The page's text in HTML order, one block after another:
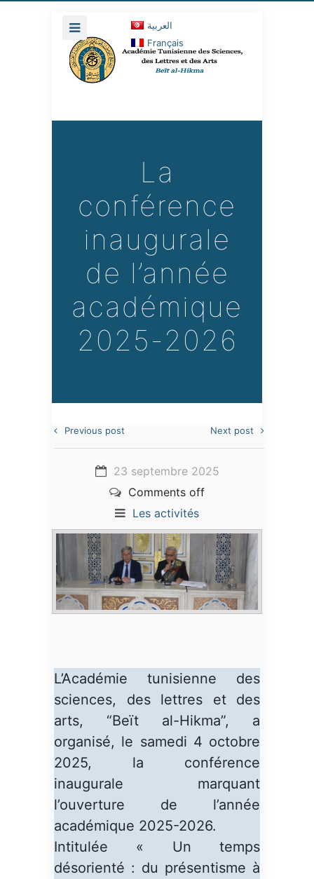
العربية
Français
La
conférence
inaugurale
de l’année
académique
2025-2026
Previous post Next post
23 septembre 2025
Comments off
Les activités
L’Académie tunisienne des
sciences, des lettres et des
arts, “Beït al-Hikma”, a
organisé, le samedi 4 octobre
2025, la conférence
inaugurale marquant
l’ouverture de l’année
académique 2025-2026.
Intitulée « Un temps
désorienté : du présentisme à